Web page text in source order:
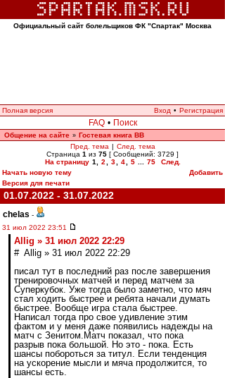
Официальный сайт болельщиков ФК "Спартак" Москва
Полная версия Вход • Регистрация
FAQ • Поиск
Общение на сайте » Гостевая книга ВВ
Пред. тема | След. тема
Страница 1 из 75 [ Сообщений: 3729 ]
На страницу 1 2 3 4 5 75
След.
Начать новую тему
Добавить
Версия для печати
01.07.2022 - 31.07.2022
chelas -
31 июл 2022 23:51
Allig » 31 июл 2022 22:29
# Allig » 31 июл 2022 22:29
писал тут в последний раз после завершения
тренировочных матчей и перед матчем за
Суперкубок. Уже тогда было заметно, что мяч
стал ходить быстрее и ребята начали думать
быстрее. Вообще игра стала быстрее.
Написал тогда про свое удивление этим
фактом и у меня даже появились надежды на
матч с Зенитом.Матч показал, что пока
разрыв пока большой. Но это - пока. Есть
шансы побороться за титул. Если тенденция
на ускорение мысли и мяча продолжится, то
шансы есть.